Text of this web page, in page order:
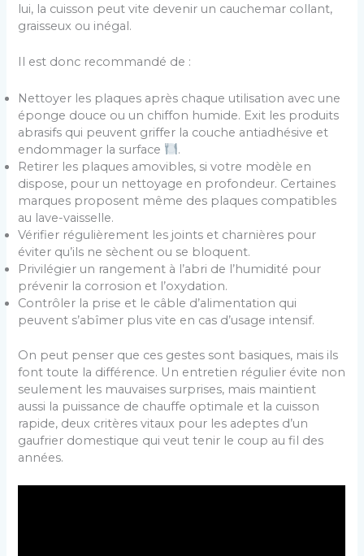
lui, la cuisson peut vite devenir un cauchemar collant,
graisseux ou inégal.
Il est donc recommandé de :
Nettoyer les plaques après chaque utilisation avec une
éponge douce ou un chiffon humide. Exit les produits
abrasifs qui peuvent griffer la couche antiadhésive et
endommager la surface
.
Retirer les plaques amovibles, si votre modèle en
dispose, pour un nettoyage en profondeur. Certaines
marques proposent même des plaques compatibles
au lave-vaisselle.
Vérifier régulièrement les joints et charnières pour
éviter qu’ils ne sèchent ou se bloquent.
Privilégier un rangement à l’abri de l’humidité pour
prévenir la corrosion et l’oxydation.
Contrôler la prise et le câble d’alimentation qui
peuvent s’abîmer plus vite en cas d’usage intensif.
On peut penser que ces gestes sont basiques, mais ils
font toute la différence. Un entretien régulier évite non
seulement les mauvaises surprises, mais maintient
aussi la puissance de chauffe optimale et la cuisson
rapide, deux critères vitaux pour les adeptes d’un
gaufrier domestique qui veut tenir le coup au fil des
années.